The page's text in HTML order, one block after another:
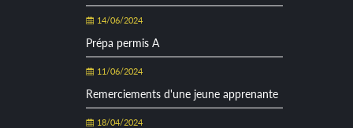
14/06/2024
Prépa permis A
11/06/2024
Remerciements d'une jeune apprenante
18/04/2024